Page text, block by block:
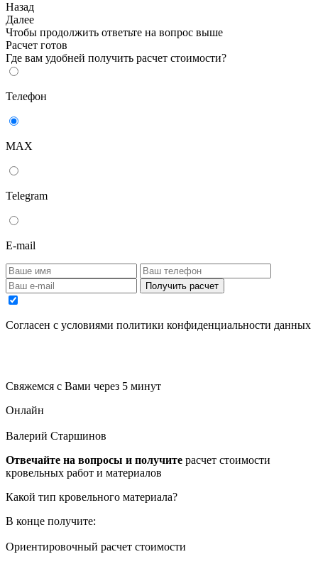
Назад
Далее
Чтобы продолжить ответьте на вопрос выше
Расчет готов
Где вам удобней получить расчет стоимости?
Телефон
MAX
Telegram
E-mail
Получить расчет
Cогласен с условиями политики конфиденциальности данных
Свяжемся с Вами через 5 минут
Онлайн
Валерий Старшинов
Отвечайте на вопросы и получите расчет стоимости
кровельных работ и материалов
Какой тип кровельного материала?
В конце получите:
Ориентировочный расчет стоимости